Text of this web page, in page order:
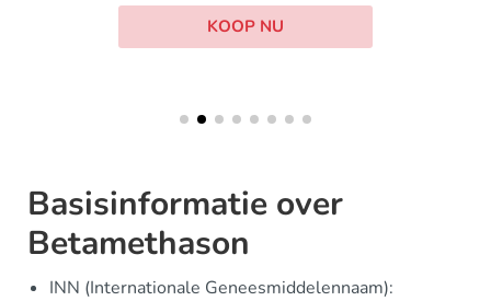
KOOP NU
Basisinformatie over
Betamethason
INN (Internationale Geneesmiddelennaam):